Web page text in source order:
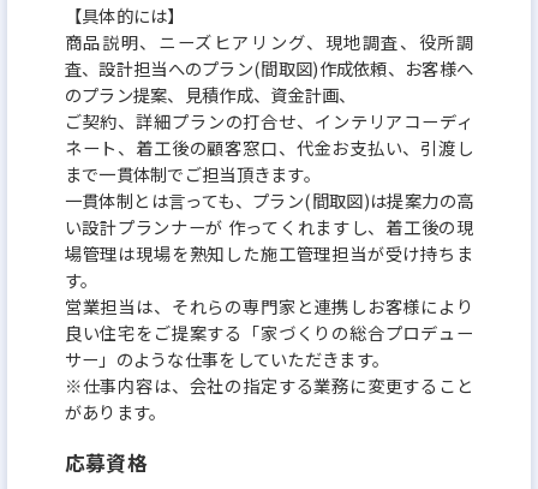
【具体的には】
商品説明、ニーズヒアリング、現地調査、役所調
査、設計担当へのプラン(間取図)作成依頼、お客様へ
のプラン提案、見積作成、資金計画、
ご契約、詳細プランの打合せ、インテリアコーディ
ネート、着工後の顧客窓口、代金お支払い、引渡し
まで一貫体制でご担当頂きます。
一貫体制とは言っても、プラン(間取図)は提案力の高
い設計プランナーが 作ってくれますし、着工後の現
場管理は現場を熟知した施工管理担当が受け持ちま
す。
営業担当は、それらの専門家と連携しお客様により
良い住宅をご提案する「家づくりの総合プロデュー
サー」のような仕事をしていただきます。
※仕事内容は、会社の指定する業務に変更すること
があります。
応募資格